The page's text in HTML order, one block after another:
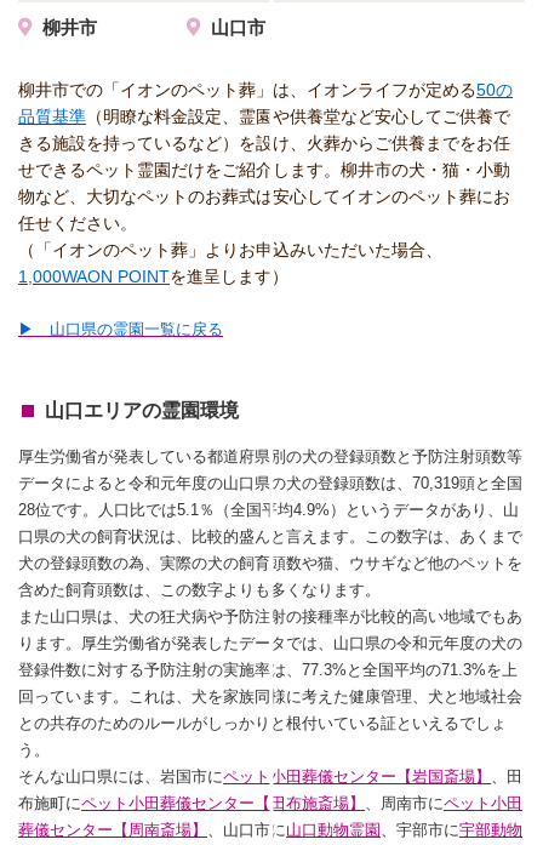
柳井市 山口市
柳井市での「イオンのペット葬」は、イオンライフが定める50の
品質基準 （明瞭な料金設定、霊園や供養堂など安心してご供養で
きる施設を持っているなど）を設け、火葬からご供養までをお任
せできるペット霊園だけをご紹介します。柳井市の犬・猫・小動
物など、大切なペットのお葬式は安心してイオンのペット葬にお
任せください。
（「イオンのペット葬」よりお申込みいただいた場合、
1,000WAON POINTを進呈します）
▶ 山口県の霊園一覧に戻る
山口エリアの霊園環境
厚生労働省が発表している都道府県別の犬の登録頭数と予防注射頭数等
データによると令和元年度の山口県の犬の登録頭数は、70,319頭と全国
28位です。人口比では5.1％（全国平均4.9%）というデータがあり、山
口県の犬の飼育状況は、比較的盛んと言えます。この数字は、あくまで
犬の登録頭数の為、実際の犬の飼育頭数や猫、ウサギなど他のペットを
含めた飼育頭数は、この数字よりも多くなります。
また山口県は、犬の狂犬病や予防注射の接種率が比較的高い地域でもあ
ります。厚生労働省が発表したデータでは、山口県の令和元年度の犬の
登録件数に対する予防注射の実施率は、77.3%と全国平均の71.3%を上
回っています。これは、犬を家族同様に考えた健康管理、犬と地域社会
との共存のためのルールがしっかりと根付いている証といえるでしょ
う。
そんな山口県には、岩国市にペット小田葬儀センター【岩国斎場】 、田
布施町にペット小田葬儀センター【田布施斎場】 、周南市にペット小田
葬儀センター【周南斎場】 、山口市に山口動物霊園 、宇部市に宇部動物